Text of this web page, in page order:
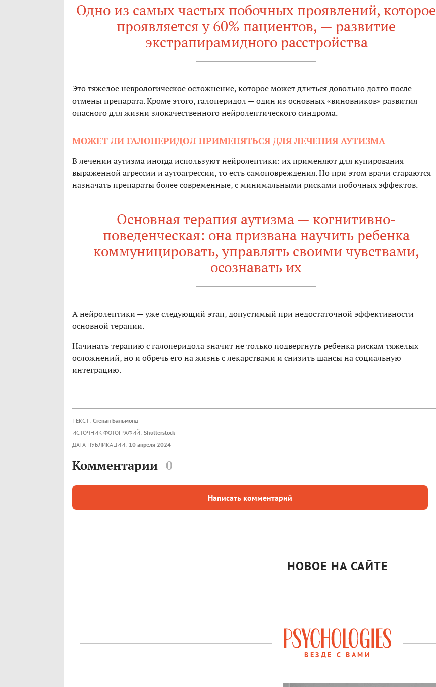
Одно из самых частых побочных проявлений, которое
проявляется у 60% пациентов, — развитие
экстрапирамидного расстройства
Это тяжелое неврологическое осложнение, которое может длиться довольно долго после
отмены препарата. Кроме этого, галоперидол — один из основных «виновников» развития
опасного для жизни злокачественного нейролептического синдрома.
МОЖЕТ ЛИ ГАЛОПЕРИДОЛ ПРИМЕНЯТЬСЯ ДЛЯ ЛЕЧЕНИЯ АУТИЗМА
В лечении аутизма иногда используют нейролептики: их применяют для купирования
выраженной агрессии и аутоагрессии, то есть самоповреждения. Но при этом врачи стараются
назначать препараты более современные, с минимальными рисками побочных эффектов.
Основная терапия аутизма — когнитивно-
поведенческая: она призвана научить ребенка
коммуницировать, управлять своими чувствами,
осознавать их
А нейролептики — уже следующий этап, допустимый при недостаточной эффективности
основной терапии.
Начинать терапию с галоперидола значит не только подвергнуть ребенка рискам тяжелых
осложнений, но и обречь его на жизнь с лекарствами и снизить шансы на социальную
интеграцию.
ТЕКСТ: Степан Бальмонд
ИСТОЧНИК ФОТОГРАФИЙ: Shutterstock
ДАТА ПУБЛИКАЦИИ: 10 апреля 2024
Комментарии 0
Написать комментарий
НОВОЕ НА САЙТЕ
ВЕЗДЕ С ВАМИ